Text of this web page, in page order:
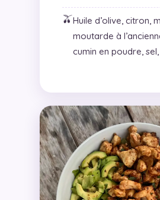
🫒Huile d’olive, citron,
moutarde à
cumin en poudre,